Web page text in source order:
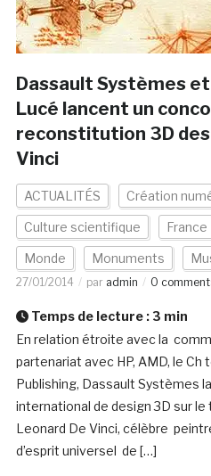
Dassault Systèmes
Lucé lancent un
reconstitution 3D des
Vinci
ACTUALITÉS Création
Culture scientifique France
Monde Monuments
27/01/2014 par admin 0
Temps de lecture : 3 min
En relation étroite avec la
partenariat avec HP, AMD, le Ch
Publishing, Dassault Systèmes
international de design 3D sur
Leonard De Vinci, célèbre
d’esprit universel de […]